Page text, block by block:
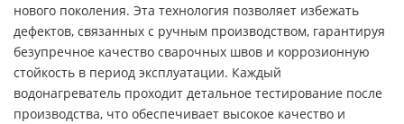
нового поколения. Эта технология позволяет избежать
дефектов, связанных с ручным производством, гарантируя
безупречное качество сварочных швов и коррозионную
стойкость в период эксплуатации. Каждый
водонагреватель проходит детальное тестирование после
производства, что обеспечивает высокое качество и